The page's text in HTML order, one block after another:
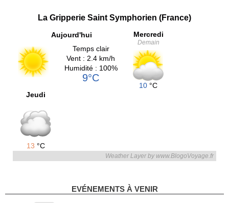
La Gripperie Saint Symphorien (France)
Aujourd'hui
Temps clair
Vent : 2.4 km/h
Humidité : 100%
9°C
Mercredi
Demain
10 °C
Jeudi
13 °C
Weather Layer by www.BlogoVoyage.fr
EVÉNEMENTS À VENIR